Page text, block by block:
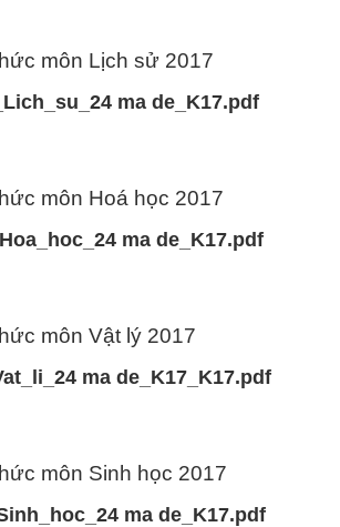
môn Lịch sử 2017
ma de_K17.pdf
môn Hoá học 2017
ma de_K17.pdf
môn Vật lý 2017
ma de_K17_K17.pdf
môn Sinh học 2017
ma de_K17.pdf